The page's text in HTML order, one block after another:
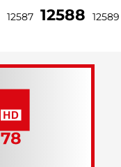
12587 12588 12589